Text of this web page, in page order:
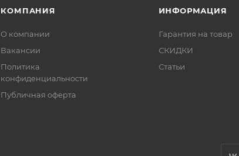
КОМПАНИЯ
О компании
Вакансии
Политика
конфиденциальности
Публичная оферта
ИНФОРМАЦИЯ
Гарантия на товар
СКИДКИ
Статьи